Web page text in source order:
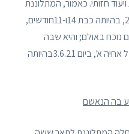
חזותי. כאמור, המתלוננת
חזרה והעידה בפנינו ביום 22.10.20, בהיותה כבת 14ו-11חודשים,
נוכח באולם; והיא שבה
לעדות פעם נוספת נוכח טענותיו של אחיה א', ביום 3.6.21בהיותה
בה הנאשם